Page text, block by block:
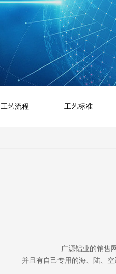
工艺流程 工艺标准
广源铝业的销售
并且有自己专用的海、陆、